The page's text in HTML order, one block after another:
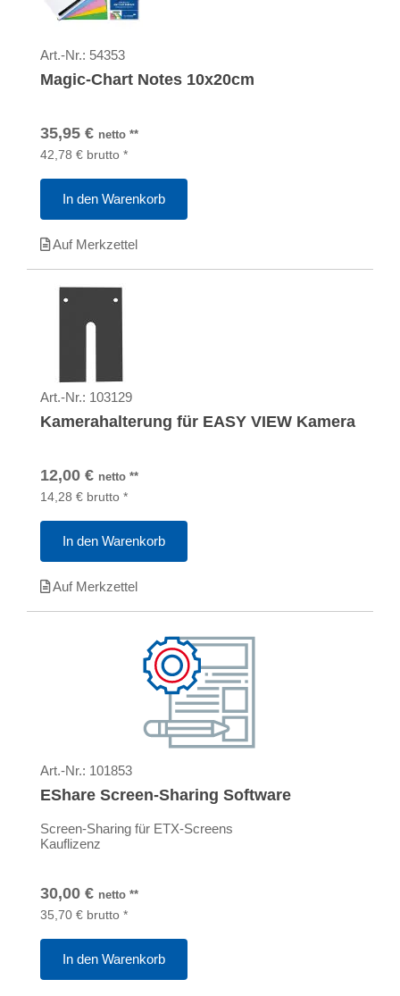
Art.-Nr.: 54353
Magic-Chart Notes 10x20cm
35,95 € netto **
42,78 € brutto *
In den Warenkorb
Auf Merkzettel
Art.-Nr.: 103129
Kamerahalterung für EASY VIEW Kamera
12,00 € netto **
14,28 € brutto *
In den Warenkorb
Auf Merkzettel
Art.-Nr.: 101853
EShare Screen-Sharing Software
Screen-Sharing für ETX-Screens
Kauflizenz
30,00 € netto **
35,70 € brutto *
In den Warenkorb